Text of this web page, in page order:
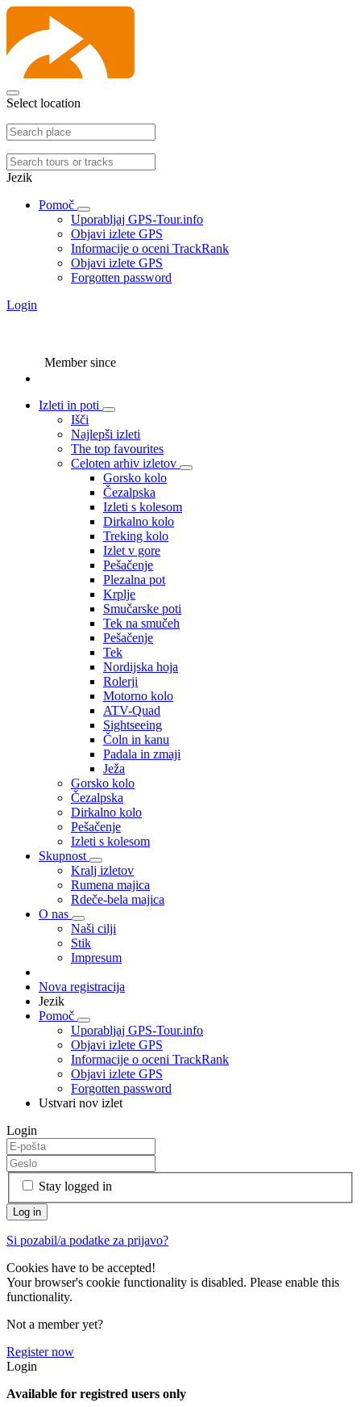
Select location
Jezik
Pomoč
Uporabljaj GPS-Tour.info
Objavi izlete GPS
Informacije o oceni TrackRank
Objavi izlete GPS
Forgotten password
Login
Member since
Izleti in poti
Išči
Najlepši izleti
The top favourites
Celoten arhiv izletov
Gorsko kolo
Čezalpska
Izleti s kolesom
Dirkalno kolo
Treking kolo
Izlet v gore
Pešačenje
Plezalna pot
Krplje
Smučarske poti
Tek na smučeh
Pešačenje
Tek
Nordijska hoja
Rolerji
Motorno kolo
ATV-Quad
Sightseeing
Čoln in kanu
Padala in zmaji
Ježa
Gorsko kolo
Čezalpska
Dirkalno kolo
Pešačenje
Izleti s kolesom
Skupnost
Kralj izletov
Rumena majica
Rdeče-bela majica
O nas
Naši cilji
Stik
Impresum
Nova registracija
Jezik
Pomoč
Uporabljaj GPS-Tour.info
Objavi izlete GPS
Informacije o oceni TrackRank
Objavi izlete GPS
Forgotten password
Ustvari nov izlet
Login
Stay logged in
Si pozabil/a podatke za prijavo?
Cookies have to be accepted!
Your browser's cookie functionality is disabled. Please enable this
functionality.
Not a member yet?
Register now
Login
Available for registred users only